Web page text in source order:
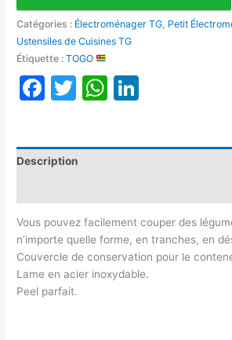
Catégories : Électroménager TG Petit
Ustensiles de Cuisines TG
Étiquette :TOGO
Facebook
TwitterWhatsApp
Description
Vous pouvez facilement couper des
n’importe quelle forme, en tranches, en
Couvercle de conservation pour le
Lame en acier inoxydable.
Peel parfait.